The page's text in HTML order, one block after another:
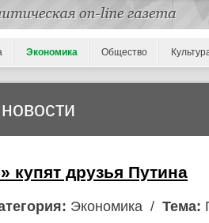
Экономика Общество
купят друзья Путина
Экономика / Тема: